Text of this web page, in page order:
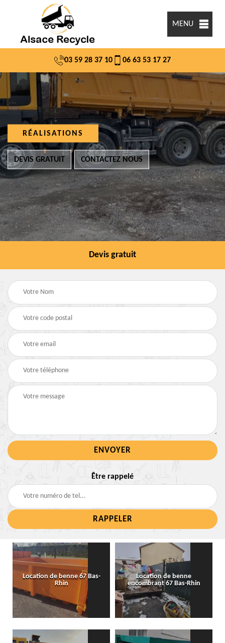
MENU
03 59 28 37 10 06 63 53 17 27
RÉALISATIONS
DEVIS GRATUIT CONTACTEZ NOUS
Devis gratuit
Être rappelé
Location de benne 67 Bas-
Rhin
Location de benne
encombrant 67 Bas-Rhin